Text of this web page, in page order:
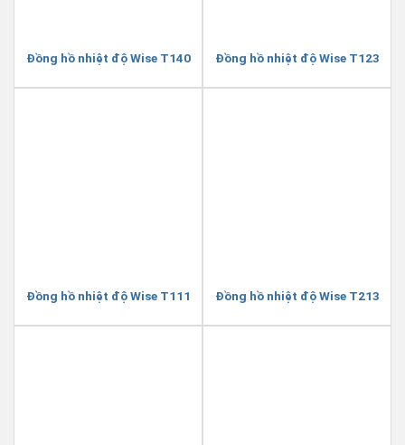
Đồng hồ nhiệt độ Wise T140 Đồng hồ nhiệt độ Wise T123
Đồng hồ nhiệt độ Wise T111 Đồng hồ nhiệt độ Wise T213